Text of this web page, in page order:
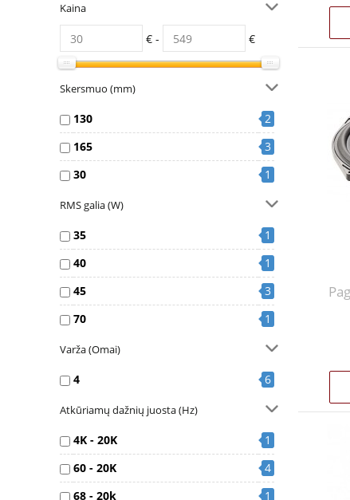
Kaina
€ - €
Skersmuo (mm)
130
2
165
3
30
1
RMS galia (W)
35
1
40
1
45
3
70
1
Varža (Omai)
4 6
Atkūriamų dažnių juosta (Hz)
4K - 20K
1
60 - 20K
4
68 - 20k
1